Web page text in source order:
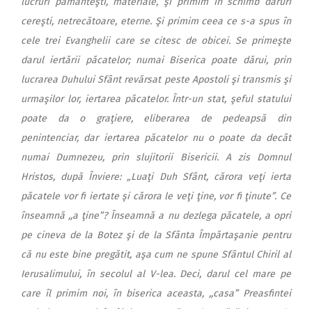
cereşti, netrecătoare, eterne. Şi primim ceea ce s-a spus în
cele trei Evanghelii care se citesc de obicei. Se primeşte
darul iertării păcatelor; numai Biserica poate dărui, prin
lucrarea Duhului Sfânt revărsat peste Apostoli şi transmis şi
urmaşilor lor, iertarea păcatelor. Într-un stat, şeful statului
poate da o graţiere, eliberarea de pedeapsă din
penintenciar, dar iertarea păcatelor nu o poate da decât
numai Dumnezeu, prin slujitorii Bisericii. A zis Domnul
Hristos, după Înviere: „Luaţi Duh Sfânt, cărora veţi ierta
păcatele vor fi iertate şi cărora le veţi ţine, vor fi ţinute”. Ce
înseamnă ,,a ţine”? Înseamnă a nu dezlega păcatele, a opri
pe cineva de la Botez şi de la Sfânta Împărtaşanie pentru
că nu este bine pregătit, aşa cum ne spune Sfântul Chiril al
Ierusalimului, în secolul al V-lea. Deci, darul cel mare pe
care îl primim noi, în biserica aceasta, ,,casa” Preasfintei